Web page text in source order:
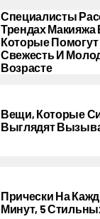
Специалисты
Трендах Макияжа
Которые
Свежесть И
Возрасте
Вещи, Которые
Выглядят
Прически На
Минут, 5